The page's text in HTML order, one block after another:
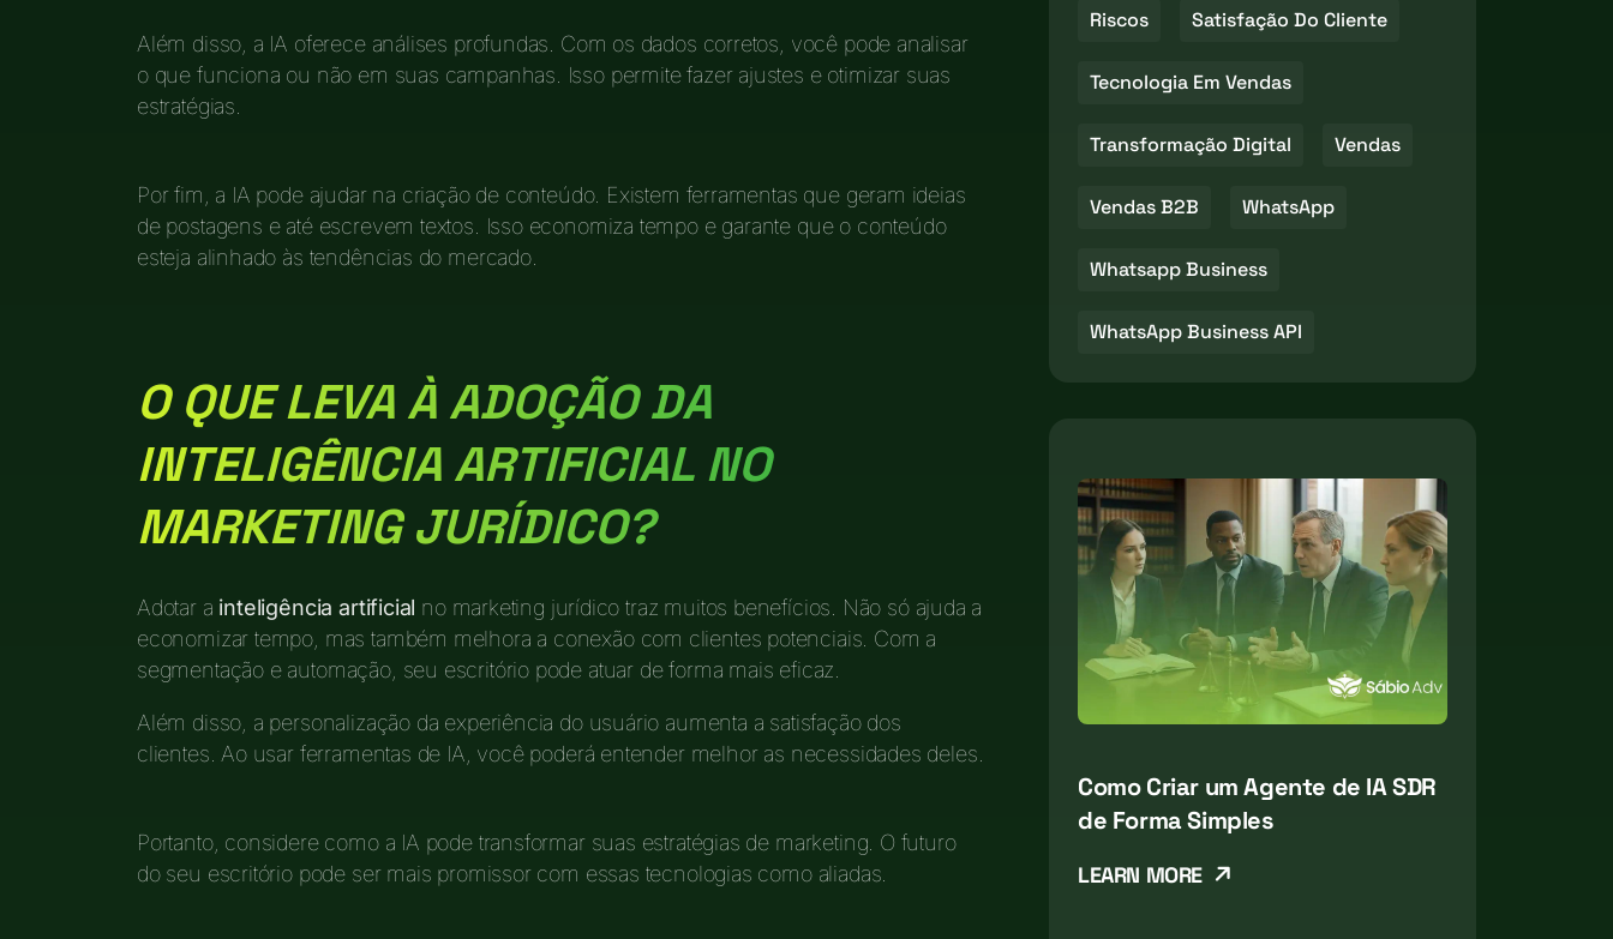
Além disso, a IA oferece análises profundas. Com os dados corretos, você pode analisar
o que funciona ou não em suas campanhas. Isso permite fazer ajustes e otimizar suas
estratégias.
Por fim, a IA pode ajudar na criação de conteúdo. Existem ferramentas que geram ideias
de postagens e até escrevem textos. Isso economiza tempo e garante que o conteúdo
esteja alinhado às tendências do mercado.
O QUE LEVA À ADOÇÃO DA
INTELIGÊNCIA ARTIFICIAL NO
MARKETING JURÍDICO?
Adotar a inteligência artificial no marketing jurídico traz muitos benefícios. Não só ajuda a
economizar tempo, mas também melhora a conexão com clientes potenciais. Com a
segmentação e automação, seu escritório pode atuar de forma mais eficaz.
Além disso, a personalização da experiência do usuário aumenta a satisfação dos
clientes. Ao usar ferramentas de IA, você poderá entender melhor as necessidades deles.
Portanto, considere como a IA pode transformar suas estratégias de marketing. O futuro
do seu escritório pode ser mais promissor com essas tecnologias como aliadas.
Riscos Satisfação Do Cliente
Tecnologia Em Vendas
Transformação Digital Vendas
Vendas B2B WhatsApp
Whatsapp Business
WhatsApp Business API
Como Criar um Agente de IA SDR
de Forma Simples
LEARN MORE